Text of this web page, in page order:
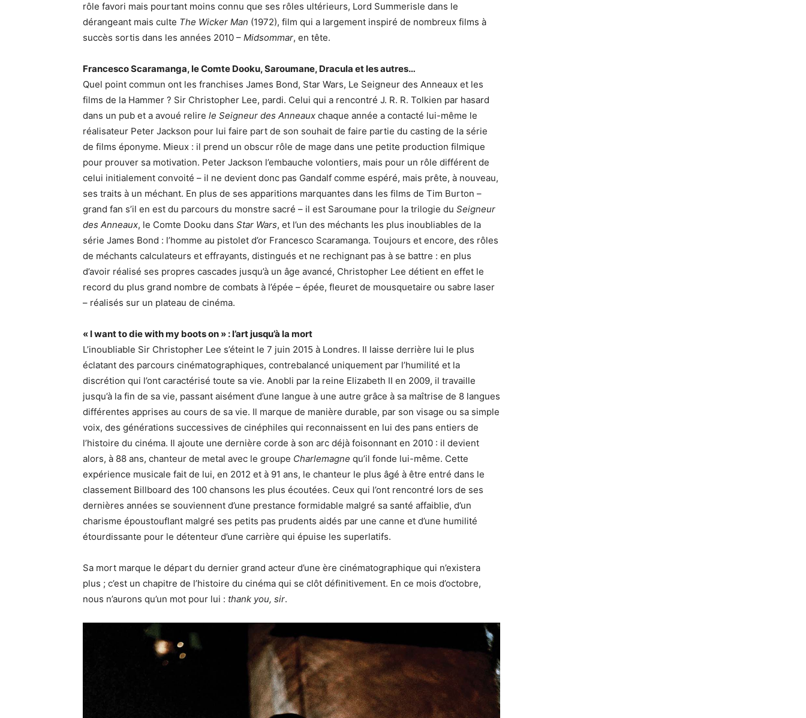
rôle favori mais pourtant moins connu que ses rôles ultérieurs, Lord Summerisle dans le
dérangeant mais culte The Wicker Man (1972), film qui a largement inspiré de nombreux films à
succès sortis dans les années 2010 – Midsommar, en tête.
Francesco Scaramanga, le Comte Dooku, Saroumane, Dracula et les autres…
Quel point commun ont les franchises James Bond, Star Wars, Le Seigneur des Anneaux et les
films de la Hammer ? Sir Christopher Lee, pardi. Celui qui a rencontré J. R. R. Tolkien par hasard
dans un pub et a avoué relire le Seigneur des Anneaux chaque année a contacté lui-même le
réalisateur Peter Jackson pour lui faire part de son souhait de faire partie du casting de la série
de films éponyme. Mieux : il prend un obscur rôle de mage dans une petite production filmique
pour prouver sa motivation. Peter Jackson l’embauche volontiers, mais pour un rôle différent de
celui initialement convoité – il ne devient donc pas Gandalf comme espéré, mais prête, à nouveau,
ses traits à un méchant. En plus de ses apparitions marquantes dans les films de Tim Burton –
grand fan s’il en est du parcours du monstre sacré – il est Saroumane pour la trilogie du Seigneur
des Anneaux, le Comte Dooku dans Star Wars, et l’un des méchants les plus inoubliables de la
série James Bond : l’homme au pistolet d’or Francesco Scaramanga. Toujours et encore, des rôles
de méchants calculateurs et effrayants, distingués et ne rechignant pas à se battre : en plus
d’avoir réalisé ses propres cascades jusqu’à un âge avancé, Christopher Lee détient en effet le
record du plus grand nombre de combats à l’épée – épée, fleuret de mousquetaire ou sabre laser
– réalisés sur un plateau de cinéma.
« I want to die with my boots on » : l’art jusqu’à la mort
L’inoubliable Sir Christopher Lee s’éteint le 7 juin 2015 à Londres. Il laisse derrière lui le plus
éclatant des parcours cinématographiques, contrebalancé uniquement par l’humilité et la
discrétion qui l’ont caractérisé toute sa vie. Anobli par la reine Elizabeth II en 2009, il travaille
jusqu’à la fin de sa vie, passant aisément d’une langue à une autre grâce à sa maîtrise de 8 langues
différentes apprises au cours de sa vie. Il marque de manière durable, par son visage ou sa simple
voix, des générations successives de cinéphiles qui reconnaissent en lui des pans entiers de
l’histoire du cinéma. Il ajoute une dernière corde à son arc déjà foisonnant en 2010 : il devient
alors, à 88 ans, chanteur de metal avec le groupe Charlemagne qu’il fonde lui-même. Cette
expérience musicale fait de lui, en 2012 et à 91 ans, le chanteur le plus âgé à être entré dans le
classement Billboard des 100 chansons les plus écoutées. Ceux qui l’ont rencontré lors de ses
dernières années se souviennent d’une prestance formidable malgré sa santé affaiblie, d’un
charisme époustouflant malgré ses petits pas prudents aidés par une canne et d’une humilité
étourdissante pour le détenteur d’une carrière qui épuise les superlatifs.
Sa mort marque le départ du dernier grand acteur d’une ère cinématographique qui n’existera
plus ; c’est un chapitre de l’histoire du cinéma qui se clôt définitivement. En ce mois d’octobre,
nous n’aurons qu’un mot pour lui : thank you, sir.